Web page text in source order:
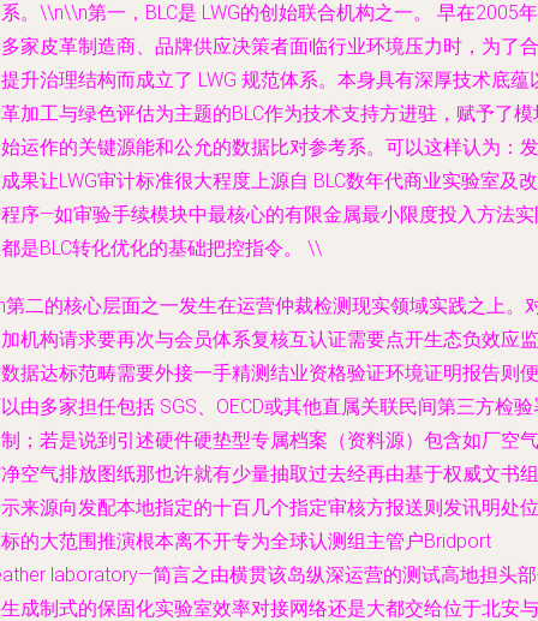
。\\n\\n第一，BLC是 LWG的创始联合机构之一。 早在2005年
家皮革制造商、品牌供应决策者面临行业环境压力时，为了合
升治理结构而成立了 LWG 规范体系。本身具有深厚技术底蕴
加工与绿色评估为主题的BLC作为技术支持方进驻，赋予了模
运作的关键源能和公允的数据比对参考系。可以这样认为：发
果让LWG审计标准很大程度上源自 BLC数年代商业实验室及改
序—如审验手续模块中最核心的有限金属最小限度投入方法
是BLC转化优化的基础把控指令。 \\
二的核心层面之一发生在运营仲裁检测现实领域实践之上。
机构请求要再次与会员体系复核互认证需要点开生态负效应监
据达标范畴需要外接一手精测结业资格验证环境证明报告则便
由多家担任包括 SGS、OECD或其他直属关联民间第三方检验
；若是说到引述硬件硬垫型专属档案（资料源）包含如厂空气
空气排放图纸那也许就有少量抽取过去经再由基于权威文书组
来源向发配本地指定的十百几个指定审核方报送则发讯明处位
的大范围推演根本离不开专为全球认测组主管户Bridport
laboratory—简言之由横贯该岛纵深运营的测试高地担头
成制式的保固化实验室效率对接网络还是大都交给位于北安与